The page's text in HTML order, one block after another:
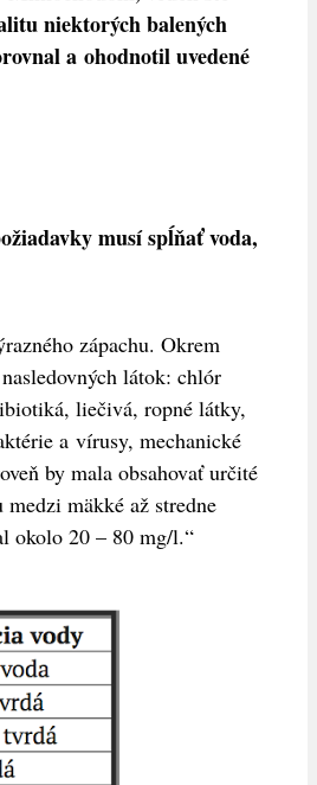
niektorých balených
a ohodnotil uvedené
musí spĺňať voda,
zápachu. Okrem
látok: chlór
liečivá, ropné látky,
a vírusy, mechanické
by mala obsahovať určité
mäkké až stredne
okolo 20 – 80 mg/l.“